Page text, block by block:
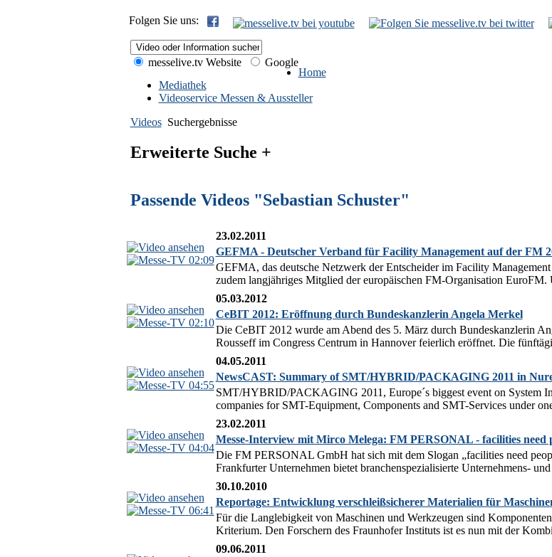
Folgen Sie uns:
messelive.tv Website
Google
Home
Mediathek
Videoservice Messen & Aussteller
Videos Suchergebnisse
Erweiterte Suche +
Passende Videos "Sebastian Schuster"
02:09
23.02.2011
GEFMA - Deutscher Verband für Facility Management auf der FM
GEFMA, das deutsche Netzwerk der Entscheider im Facility
zudem langjähriges Mitglied der europäischen FM-Organisation
02:10
05.03.2012
CeBIT 2012: Eröffnung durch Bundeskanzlerin Angela Merkel
Die CeBIT 2012 wurde am Abend des 5. März durch Bundeskanzlerin
Rousseff im Congress Centrum in Hannover feierlich eröffnet. Die
04:55
04.05.2011
NewsCAST: Summary of SMT/HYBRID/PACKAGING 2011 in
SMT/HYBRID/PACKAGING 2011, Europe´s biggest event on System
companies for SMT-Equipment, Components and SMT-Services under
04:04
23.02.2011
Messe-Interview mit Mirco Melega: FM PERSONAL - facilities need
Die FM PERSONAL GmbH hat sich mit dem Slogan „facilities need
Frankfurter Unternehmen bietet branchenspezialisierte Unternehmens-
06:41
30.10.2010
Reportage: Entwicklung verschleißsicherer Materialien für
Für die Langlebigkeit von Maschinen und Werkzeugen sind
Kriterium. Den Forschern des Fraunhofer Instituts ist es nun mit der
09.06.2011